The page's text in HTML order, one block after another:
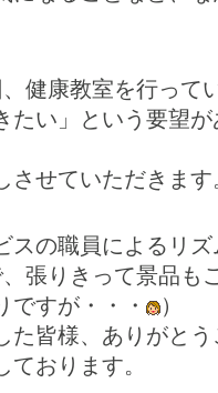
健康教室を行って
たい」という要望
させていただきます
スの職員によるリ
張りきって景品も
ですが・・・
）
た皆様、ありがと
ております。